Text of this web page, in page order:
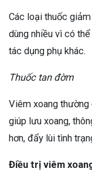
Các loại thuốc
dùng nhiều vì có
tác dụng phụ khác.
Thuốc tan đờm
Viêm xoang thường
giúp lưu xoang,
hơn, đẩy lùi tình
Điều trị viêm